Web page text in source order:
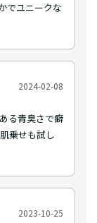
でユニークな
2024-02-08
る青臭さで癖
乗せも試し
2023-10-25